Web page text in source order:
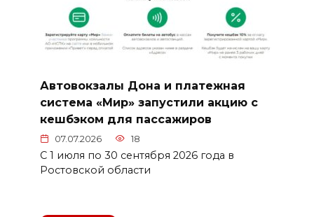
Автовокзалы Дона и платежная
система «Мир» запустили акцию с
кешбэком для пассажиров
07.07.2026 18
С 1 июля по 30 сентября 2026 года в
Ростовской области